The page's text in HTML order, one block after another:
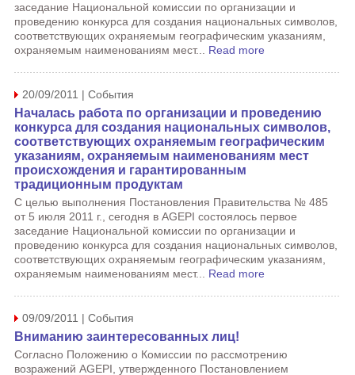
заседание Национальной комиссии по организации и
проведению конкурса для создания национальных символов,
соответствующих охраняемым географическим указаниям,
охраняемым наименованиям мест... Read more
20/09/2011 | События
Началась работа по организации и проведению
конкурса для создания национальных символов,
соответствующих охраняемым географическим
указаниям, охраняемым наименованиям мест
происхождения и гарантированным
традиционным продуктам
С целью выполнения Постановления Правительства № 485
от 5 июля 2011 г., сегодня в AGEPI состоялось первое
заседание Национальной комиссии по организации и
проведению конкурса для создания национальных символов,
соответствующих охраняемым географическим указаниям,
охраняемым наименованиям мест... Read more
09/09/2011 | События
Вниманию заинтересованных лиц!
Согласно Положению о Комиссии по рассмотрению
возражений AGEPI, утвержденного Постановлением